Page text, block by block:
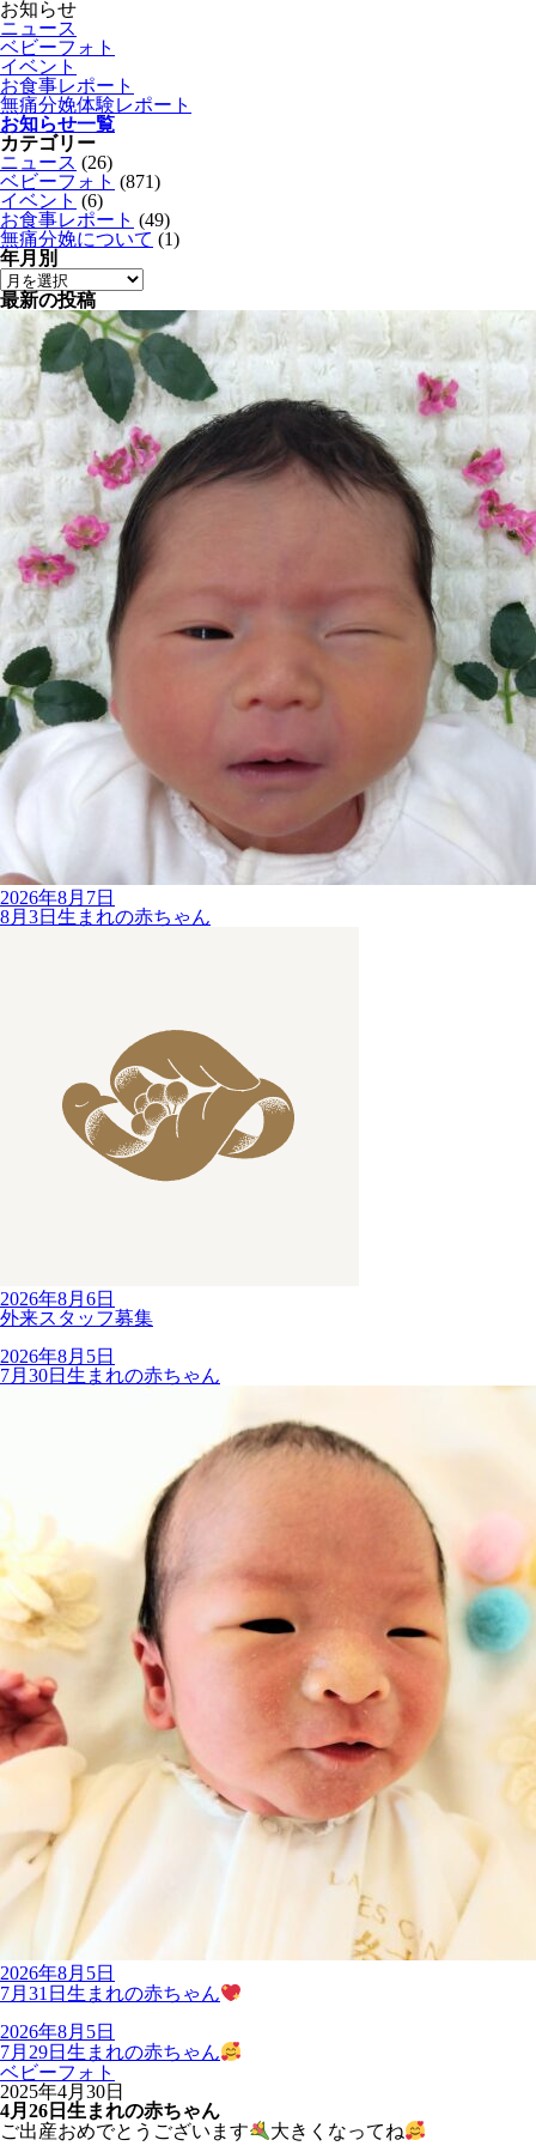
お知らせ
ニュース
ベビーフォト
イベント
お食事レポート
無痛分娩体験レポート
お知らせ一覧
カテゴリー
ニュース (26)
ベビーフォト (871)
イベント (6)
お食事レポート (49)
無痛分娩について (1)
年月別
最新の投稿
2026年8月7日
8月3日生まれの赤ちゃん
2026年8月6日
外来スタッフ募集
2026年8月5日
7月30日生まれの赤ちゃん
2026年8月5日
7月31日生まれの赤ちゃん
2026年8月5日
7月29日生まれの赤ちゃん
ベビーフォト
2025年4月30日
4月26日生まれの赤ちゃん
ご出産おめでとうございます
大きくなってね